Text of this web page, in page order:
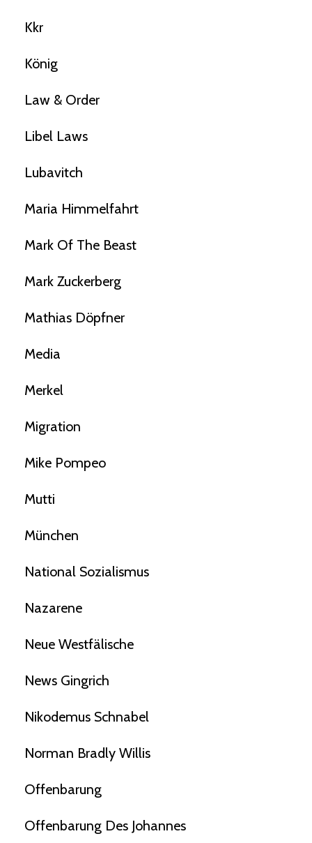
Kkr
König
Law & Order
Libel Laws
Lubavitch
Maria Himmelfahrt
Mark Of The Beast
Mark Zuckerberg
Mathias Döpfner
Media
Merkel
Migration
Mike Pompeo
Mutti
München
National Sozialismus
Nazarene
Neue Westfälische
News Gingrich
Nikodemus Schnabel
Norman Bradly Willis
Offenbarung
Offenbarung Des Johannes